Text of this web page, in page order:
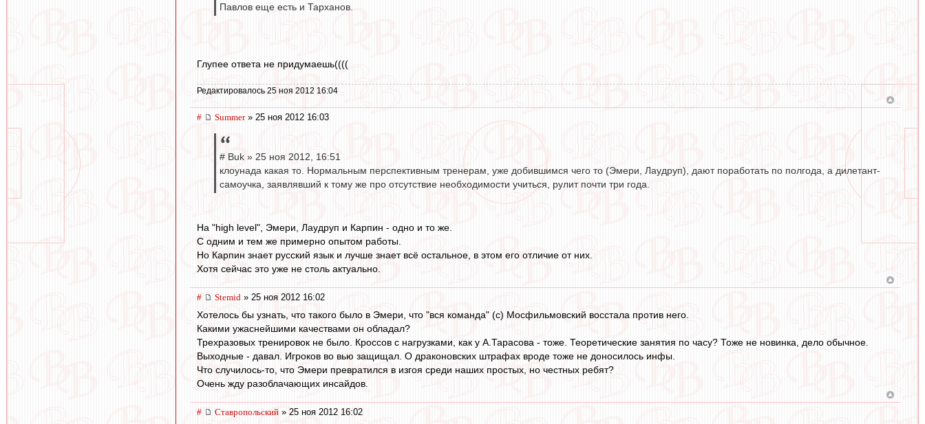
Павлов еще есть и Тарханов.
Глупее ответа не придумаешь((((
Редактировалось 25 ноя 2012 16:04
# Summer» 25 ноя 2012 16:03
# Buk » 25 ноя 2012, 16:51
клоунада какая то. Нормальным перспективным тренерам, уже добившимся чего то (Эмери, Лаудруп), дают поработать по полгода, а дилетант-
самоучка, заявлявший к тому же про отсутствие необходимости учиться, рулит почти три года.
На "high level", Эмери, Лаудруп и Карпин - одно и то же.
С одним и тем же примерно опытом работы.
Но Карпин знает русский язык и лучше знает всё остальное, в этом его отличие от них.
Хотя сейчас это уже не столь актуально.
# Stemid » 25 ноя 2012 16:02
Хотелось бы узнать, что такого было в Эмери, что "вся команда" (с) Мосфильмовский восстала против него.
Какими ужаснейшими качествами он обладал?
Трехразовых тренировок не было. Кроссов с нагрузками, как у А.Тарасова - тоже. Теоретические занятия по часу? Тоже не новинка, дело обычное.
Выходные - давал. Игроков во вью защищал. О драконовских штрафах вроде тоже не доносилось инфы.
Что случилось-то, что Эмери превратился в изгоя среди наших простых, но честных ребят?
Очень жду разоблачающих инсайдов.
# Ставропольский » 25 ноя 2012 16:02